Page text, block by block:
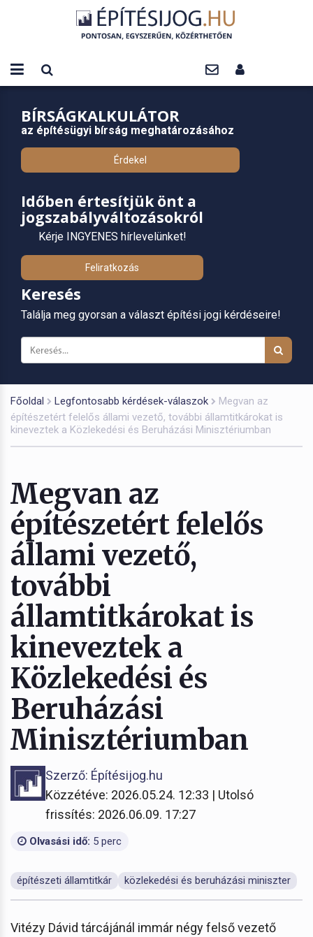
BÍRSÁGKALKULÁTOR
az építésügyi bírság meghatározásához
Érdekel
Időben értesítjük önt a
jogszabályváltozásokról
Kérje INGYENES hírlevelünket!
Feliratkozás
Keresés
Találja meg gyorsan a választ építési jogi kérdéseire!
Főoldal Legfontosabb kérdések-válaszok
Megvan az
építészetért felelős állami vezető, további államtitkárokat is
kineveztek a Közlekedési és Beruházási Minisztériumban
Megvan az
építészetért felelős
állami vezető,
további
államtitkárokat is
kineveztek a
Közlekedési és
Beruházási
Minisztériumban
Szerző: Építésijog.hu
Közzétéve: 2026.05.24. 12:33 | Utolsó
frissítés: 2026.06.09. 17:27
Olvasási idő: 5 perc
építészeti államtitkár közlekedési és beruházási miniszter
Vitézy Dávid tárcájánál immár négy felső vezető